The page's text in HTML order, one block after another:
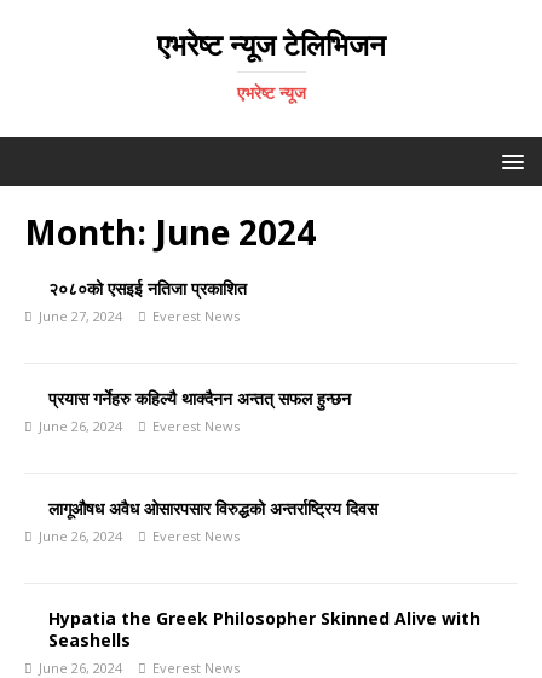
एभरेष्ट न्यूज टेलिभिजन
एभरेष्ट न्यूज
Month: June 2024
२०८०को एसइई नतिजा प्रकाशित
June 27, 2024 Everest News
प्रयास गर्नेहरु कहिल्यै थाक्दैनन अन्तत् सफल हुन्छन
June 26, 2024 Everest News
लागूऔषध अवैध ओसारपसार विरुद्धको अन्तर्राष्ट्रिय दिवस
June 26, 2024 Everest News
Hypatia the Greek Philosopher Skinned Alive with
Seashells
June 26, 2024 Everest News